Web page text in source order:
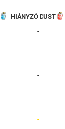
HIÁNYZÓ DUST
-
-
-
-
-
-
-